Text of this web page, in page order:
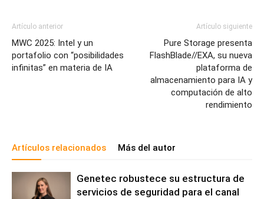
Artículo anterior
MWC 2025: Intel y un
portafolio con “posibilidades
infinitas” en materia de IA
Artículo siguiente
Pure Storage presenta
FlashBlade//EXA, su nueva
plataforma de
almacenamiento para IA y
computación de alto
rendimiento
Artículos relacionados Más del autor
Genetec robustece su estructura de
servicios de seguridad para el canal